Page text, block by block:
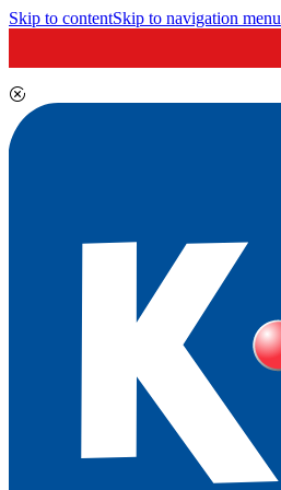
Skip to contentSkip to navigation menu